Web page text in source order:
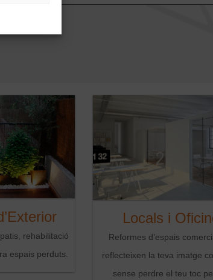
rehabilitació
espais perduts.
Locals i
Reformes d’espais
reflecteixen la teva imatge
sense perdre el teu toc